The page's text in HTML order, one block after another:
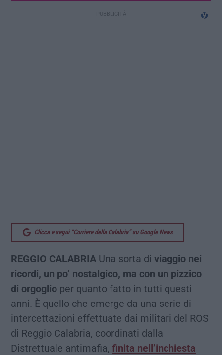
Clicca e segui “Corriere della Calabria” su Google News
REGGIO CALABRIA Una sorta di viaggio nei
ricordi, un po’ nostalgico, ma con un pizzico
di orgoglio per quanto fatto in tutti questi
anni. È quello che emerge da una serie di
intercettazioni effettuate dai militari del ROS
di Reggio Calabria, coordinati dalla
Distrettuale antimafia, finita nell’inchiesta